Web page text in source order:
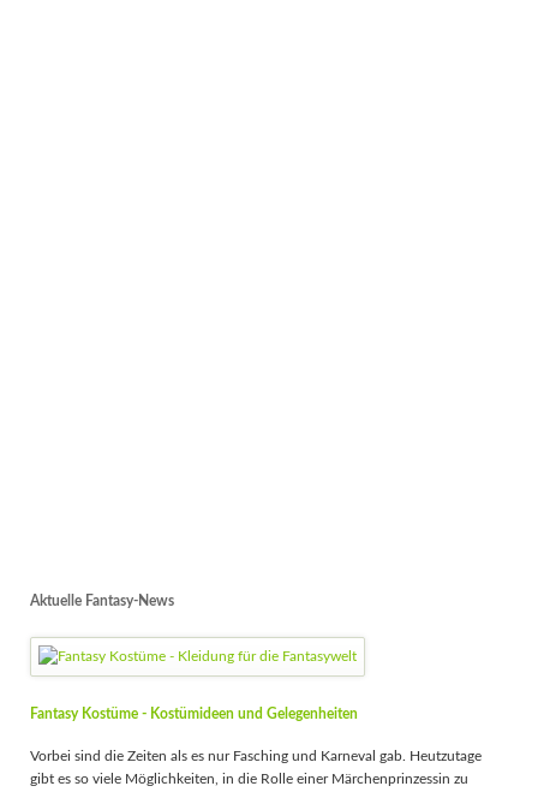
Aktuelle Fantasy-News
Fantasy Kostüme - Kostümideen und Gelegenheiten
Vorbei sind die Zeiten als es nur Fasching und Karneval gab. Heutzutage
gibt es so viele Möglichkeiten, in die Rolle einer Märchenprinzessin zu